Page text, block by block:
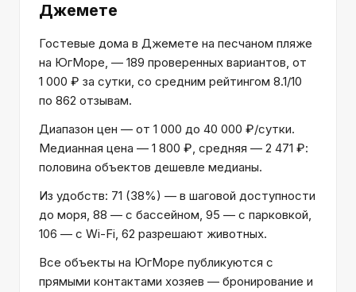
Джемете
Гостевые дома в Джемете на песчаном пляже
на ЮгМоре, — 189 проверенных вариантов, от
1 000 ₽ за сутки, со средним рейтингом 8.1/10
по 862 отзывам.
Диапазон цен — от 1 000 до 40 000 ₽/сутки.
Медианная цена — 1 800 ₽, средняя — 2 471 ₽:
половина объектов дешевле медианы.
Из удобств: 71 (38%) — в шаговой доступности
до моря, 88 — с бассейном, 95 — с парковкой,
106 — с Wi-Fi, 62 разрешают животных.
Все объекты на ЮгМоре публикуются с
прямыми контактами хозяев — бронирование и